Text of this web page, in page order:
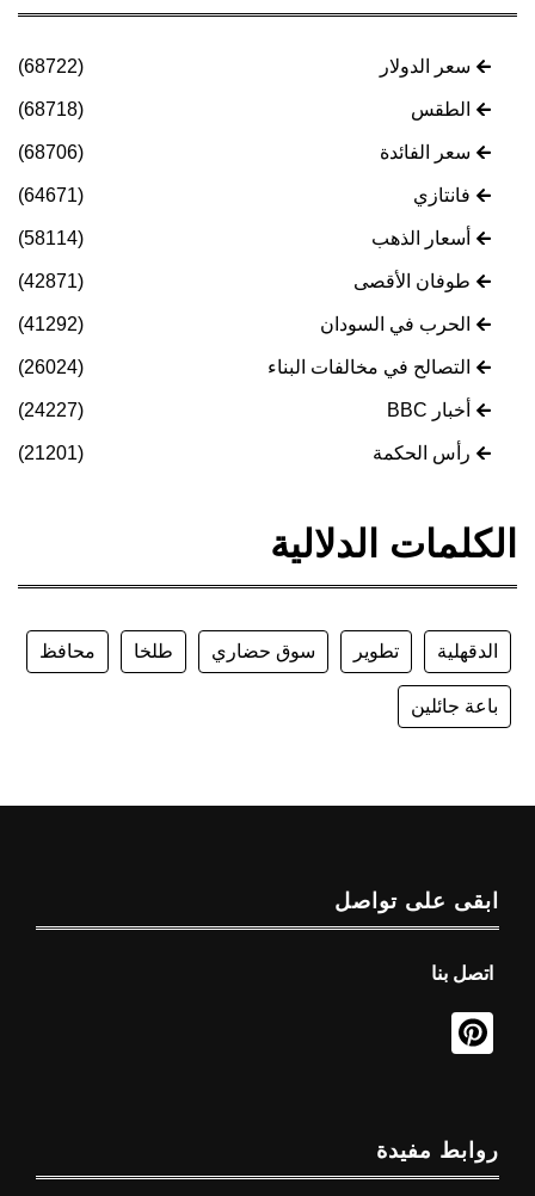
سعر الدولار (68722)
الطقس (68718)
سعر الفائدة (68706)
فانتازي (64671)
أسعار الذهب (58114)
طوفان الأقصى (42871)
الحرب في السودان (41292)
التصالح في مخالفات البناء (26024)
أخبار BBC (24227)
رأس الحكمة (21201)
الكلمات الدلالية
الدقهلية تطوير سوق حضاري طلخا محافظ
باعة جائلين
ابقى على تواصل
اتصل بنا
روابط مفيدة